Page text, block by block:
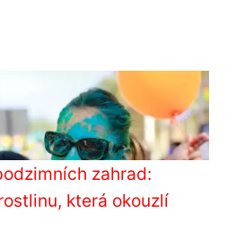
zahrad:
která okouzlí